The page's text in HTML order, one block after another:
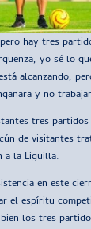
hay tres
yo sé lo
alcanzando,
y no
tres
de visitantes
a la Liguilla.
en este
el espíritu
los tres